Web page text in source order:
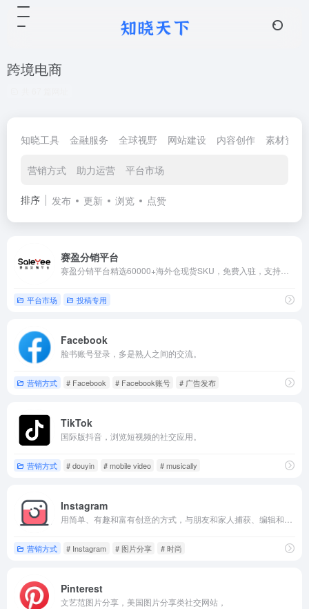
跨境电商
知晓工具 金融服务 全球视野 网站建设 内容创作 素材资源
营销方式 助力运营 平台市场
排序 发布 更新 浏览 点赞
赛盈分销平台
平台市场 投稿专用
Facebook
脸书账号登录，多是熟人之间的交流。
营销方式 # Facebook # Facebook账号 # 广告发布
TikTok
国际版抖音，浏览短视频的社交应用。
营销方式 # douyin # mobile video # musically
Instagram
营销方式 # Instagram # 图片分享 # 时尚
Pinterest
文艺范图片分享，美国图片分享类社交网站，